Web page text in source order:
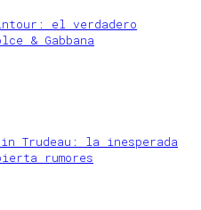
el verdadero
& Gabbana
Trudeau: la inesperada
rumores